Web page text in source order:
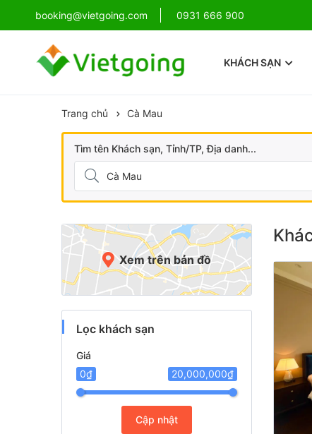
booking@vietgoing.com 0931 666 900
Combo Phú Quốc Giá Cực Sốc
KHÁCH SẠN
Trang chủ Cà Mau
Tìm tên Khách sạn, Tỉnh/TP, Địa danh...
Xem trên bản đồ
Lọc khách sạn
Giá
0₫
20,000,000₫
Cập nhật